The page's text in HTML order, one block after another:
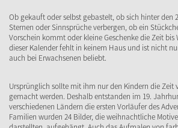
Ob gekauft oder selbst gebastelt, ob sich hinter den
Sternen oder Sinnsprüche verbergen, ob ein
Vorschein kommt oder kleine Geschenke die Zeit bis
dieser Kalender fehlt in keinem Haus und ist nicht
auch bei Erwachsenen beliebt.
Ursprünglich sollte mit ihm nur den Kindern die Zeit
gemacht werden. Deshalb entstanden im 19.
verschiedenen Ländern die ersten Vorläufer des
Familien wurden 24 Bilder, die weihnachtliche